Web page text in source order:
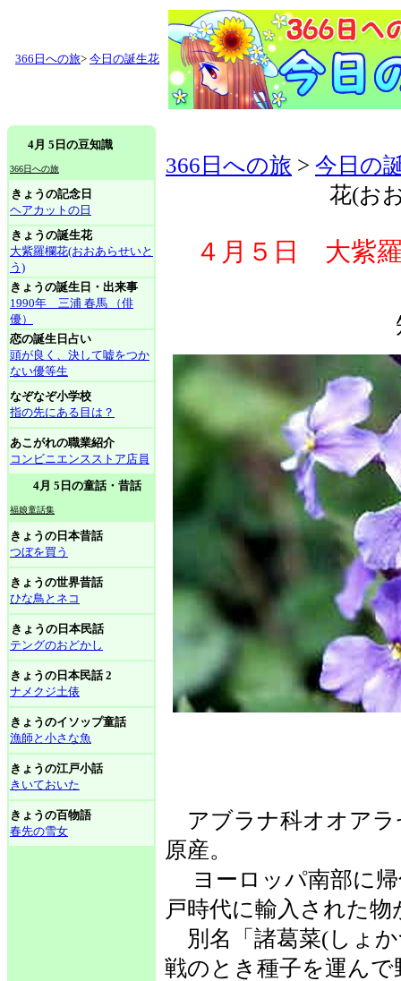
366日への旅> 今日の誕生花
4月 5日の豆知識
366日への旅
きょうの記念日
ヘアカットの日
きょうの誕生花
大紫羅欄花(おおあらせいと
う)
きょうの誕生日・出来事
1990年 三浦 春馬 （俳
優）
恋の誕生日占い
頭が良く、決して嘘をつか
ない優等生
なぞなぞ小学校
指の先にある目は？
あこがれの職業紹介
コンビニエンスストア店員
4月 5日の童話・昔話
福娘童話集
きょうの日本昔話
つぼを買う
きょうの世界昔話
ひな鳥とネコ
きょうの日本民話
テングのおどかし
きょうの日本民話 2
ナメクジ土俵
きょうのイソップ童話
漁師と小さな魚
きょうの江戸小話
きいておいた
きょうの百物語
春先の雪女
366日への旅 > 今日の
花(お
４月５日 大紫
アブラナ科オオアラ
原産。
ヨーロッパ南部に帰
戸時代に輸入された
別名「諸葛菜(しょ
戦のとき種子を運ん